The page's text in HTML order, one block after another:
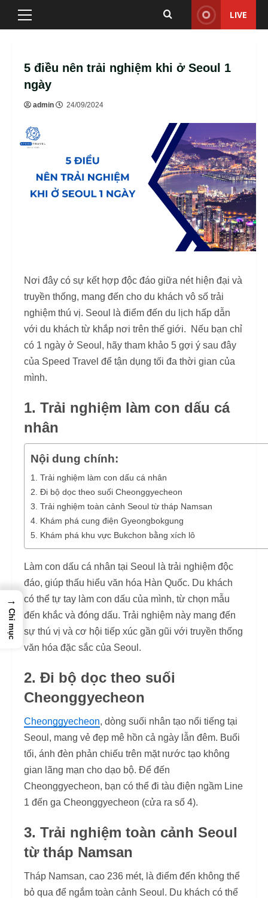
Skip
Primary
LIVE
5 điều nên trải nghiệm khi ở Seoul 1
ngày
admin 24/09/2024
Nơi đây có sự kết hợp độc đáo giữa nét hiện đại và
truyền thống, mang đến cho du khách vô số trải
nghiệm thú vị. Seoul là điểm đến du lịch hấp dẫn
với du khách từ khắp nơi trên thế giới. Nếu bạn chỉ
có 1 ngày ở Seoul, hãy tham khảo 5 gợi ý sau đây
của Speed Travel để tận dụng tối đa thời gian của
mình.
1. Trải nghiệm làm con dấu cá
nhân
Nội dung chính:
1. Trải nghiệm làm con dấu cá nhân
2. Đi bộ dọc theo suối Cheonggyecheon
3. Trải nghiệm toàn cảnh Seoul từ tháp Namsan
4. Khám phá cung điện Gyeongbokgung
5. Khám phá khu vực Bukchon bằng xích lô
Làm con dấu cá nhân tại Seoul là trải nghiệm độc
đáo, giúp thấu hiểu văn hóa Hàn Quốc. Du khách
có thể tự tay làm con dấu của mình, từ chọn mẫu
đến khắc và đóng dấu. Trải nghiệm này mang đến
sự thú vị và cơ hội tiếp xúc gần gũi với truyền thống
văn hóa đặc sắc của Seoul.
2. Đi bộ dọc theo suối
Cheonggyecheon
Cheonggyecheon, dòng suối nhân tạo nổi tiếng tại
Seoul, mang vẻ đẹp mê hồn cả ngày lẫn đêm. Buổi
tối, ánh đèn phản chiếu trên mặt nước tạo không
gian lãng mạn cho dạo bộ. Để đến
Cheonggyecheon, bạn có thể đi tàu điện ngầm Line
1 đến ga Cheonggyecheon (cửa ra số 4).
3. Trải nghiệm toàn cảnh Seoul
từ tháp Namsan
Tháp Namsan, cao 236 mét, là điểm đến không thể
bỏ qua để ngắm toàn cảnh Seoul. Du khách có thể
→
Chỉ mục